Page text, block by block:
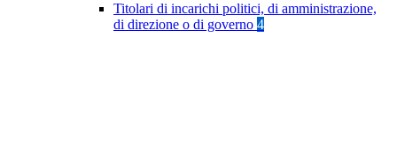
Titolari di incarichi politici, di amministrazione,
di direzione o di governo 4